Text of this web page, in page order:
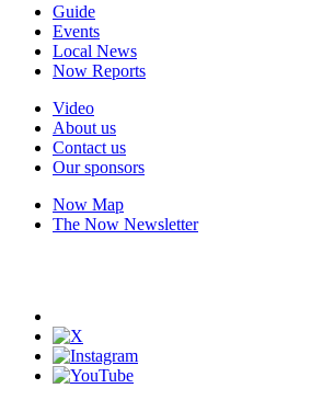
Guide
Events
Local News
Now Reports
Video
About us
Contact us
Our sponsors
Now Map
The Now Newsletter